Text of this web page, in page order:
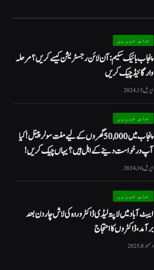
خاص خبریں
پنجاب بائیک سکیم: آن لائن رجسٹریشن کیسے کریں؟ مرحلہ
وار گائیڈ چیک کریں
اپریل 15, 2024
خاص خبریں
پنجاب میں 50,000 گھروں کے لیے مفت سولر پینل! کیا
آپ درخواست دینے کے اہل ہیں؟ یہاں چیک کریں!
اپریل 16, 2024
خاص خبریں
ایبٹ آباد میں لاپتہ لیڈی ڈاکٹر وردہ کی لاش چار دن بعد
برآمد، ڈاکٹروں کا احتجاج
دسمبر 8, 2025